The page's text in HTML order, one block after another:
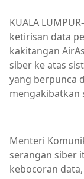
KUALA
ketirisan data
kakitangan
siber ke atas
yang berpunca
mengakibatkan
Menteri
serangan siber
kebocoran